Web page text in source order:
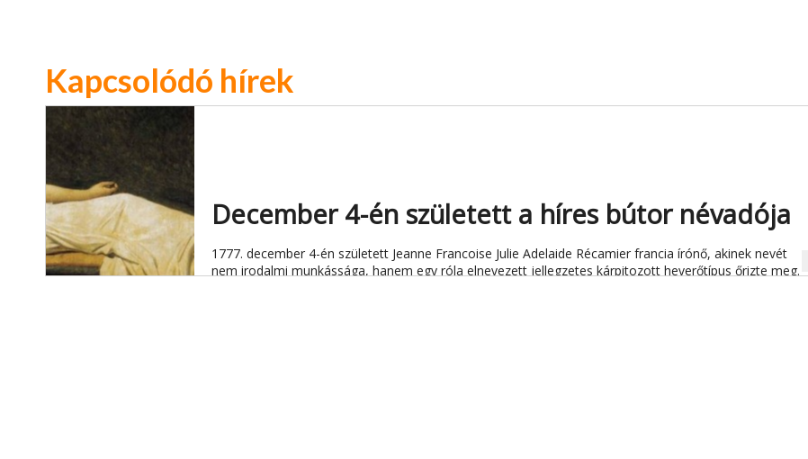
Kapcsolódó hírek
December 4-én született a híres bútor névadója
1777. december 4-én született Jeanne Francoise Julie Adelaide Récamier francia írónő, akinek nevét
nem irodalmi munkássága, hanem egy róla elnevezett jellegzetes kárpitozott heverőtípus őrizte meg.